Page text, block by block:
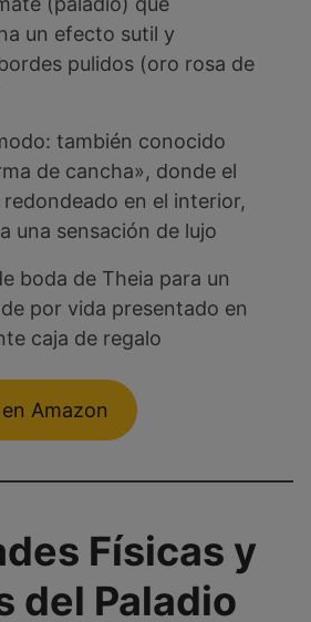
un efecto sutil y
pulidos (oro rosa de
también conocido
de cancha», donde el
en el interior,
una sensación de lujo
boda de Theia para un
por vida presentado en
caja de regalo
Amazon
Físicas y
del Paladio